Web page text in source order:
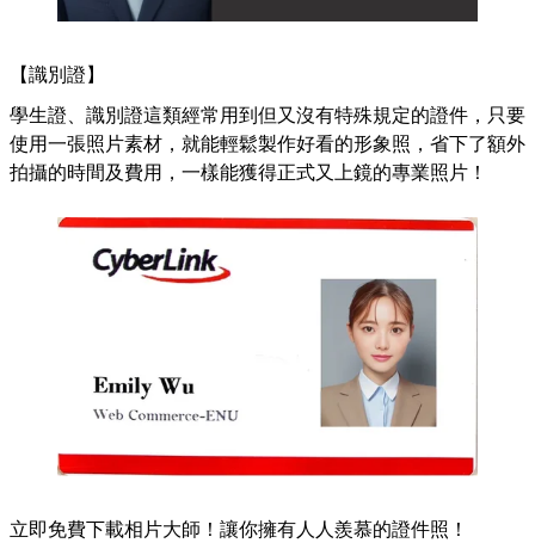
【識別證】
學生證、識別證這類經常用到但又沒有特殊規定的證件，只要
使用一張照片素材，就能輕鬆製作好看的形象照，省下了額外
拍攝的時間及費用，一樣能獲得正式又上鏡的專業照片！
立即免費下載相片大師！讓你擁有人人羨慕的證件照！